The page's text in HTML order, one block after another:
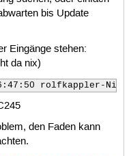
Nitro-
bis Update
Eingänge stehen:
da nix)
rolfkappler-
den Faden kann